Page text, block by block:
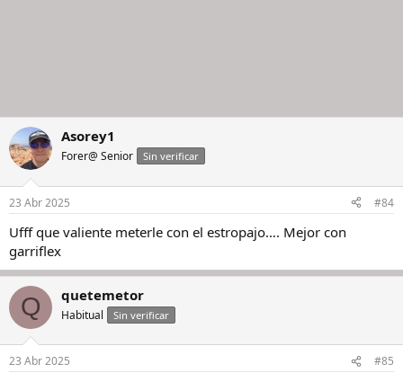
Asorey1
Forer@ Senior Sin verificar
23 Abr 2025 #84
Ufff que valiente meterle con el estropajo…. Mejor con
garriflex
Q quetemetor
Habitual Sin verificar
23 Abr 2025 #85